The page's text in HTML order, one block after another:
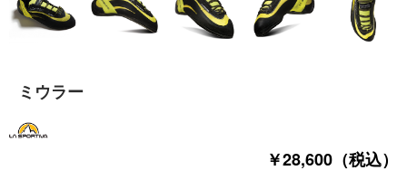
ミウラー
￥28,600（税込）